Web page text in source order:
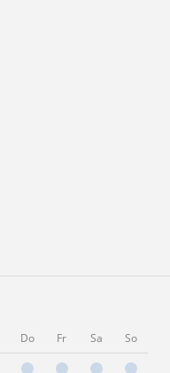
Do Fr Sa So